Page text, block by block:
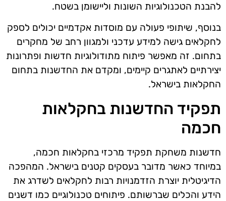
להבנת הטכנולוגיות השונות וליישומן בשטח.
בנוסף, שיתופי פעולה עם מוסדות אקדמיים יכולים לספק
לחקלאים גישה למידע עדכני ולמגוון רחב של מחקרים
בתחום. זה מאפשר פיתוח מתודולוגיות חדשות ופתרונות
יצירתיים לאתגרים קיימים, ומקדם את החדשנות בתחום
החקלאות בישראל.
תפקיד החדשנות בחקלאות
חכמה
חדשנות משחקת תפקיד מרכזי בחקלאות חכמה,
במיוחד כאשר מדובר בעסקים קטנים בישראל. המהפכה
הדיגיטלית יוצרת הזדמנויות רבות לחקלאים לשדרג את
הידע והכלים שברשותם. פיתוחים טכנולוגיים כמו דשנים